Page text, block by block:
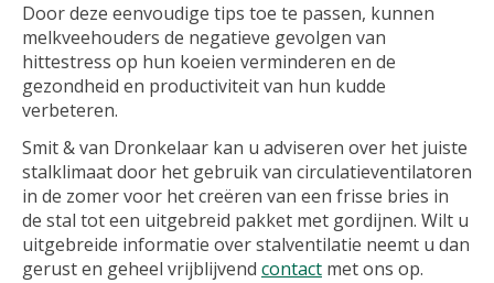
Door deze eenvoudige tips toe te passen, kunnen
melkveehouders de negatieve gevolgen van
hittestress op hun koeien verminderen en de
gezondheid en productiviteit van hun kudde
verbeteren.
Smit & van Dronkelaar kan u adviseren over het juiste
stalklimaat door het gebruik van circulatieventilatoren
in de zomer voor het creëren van een frisse bries in
de stal tot een uitgebreid pakket met gordijnen. Wilt u
uitgebreide informatie over stalventilatie neemt u dan
gerust en geheel vrijblijvend contact met ons op.